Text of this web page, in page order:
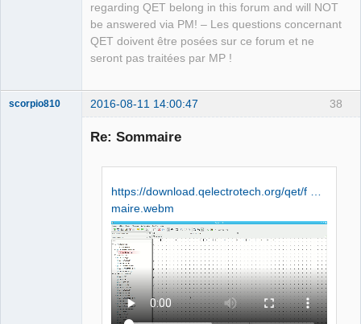
regarding QET belong in this forum and will NOT
be answered via PM! – Les questions concernant
QET doivent être posées sur ce forum et ne
seront pas traitées par MP !
38
scorpio810 2016-08-11 14:00:47
Re: Sommaire
https://download.qelectrotech.org/qet/f …
maire.webm